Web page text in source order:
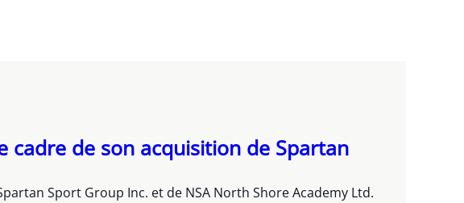
cadre de son acquisition de Spartan
Sport Group Inc. et de NSA North Shore Academy Ltd.